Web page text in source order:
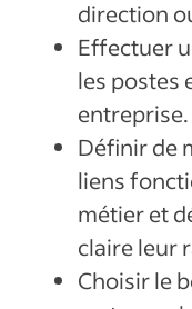
direction
Effectuer
les postes
entreprise.
Définir de
liens
métier et
claire leur
Choisir le